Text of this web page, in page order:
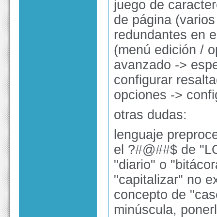
juego de
de página
redundantes en
(menú edición /
avanzado ->
configurar
opciones ->
otras dudas:
lenguaje
el ?#@##$ de
"diario" o
"capitalizar" no
concepto de
minúscula,